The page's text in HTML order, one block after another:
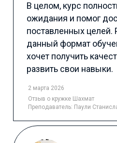
В целом, курс
ожидания и помог
поставленных
данный формат
хочет получить
развить свои навыки.
2 марта 2026
Отзыв о кружке Шахмат
Преподаватель: Паули